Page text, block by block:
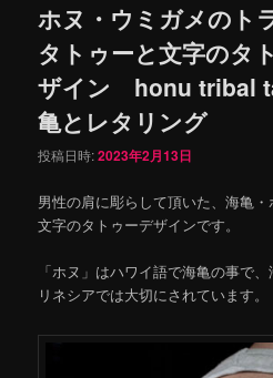
ホヌ・ウミガメのト
タトゥーと文字のタ
ザイン honu tribal
亀とレタリング
投稿日時:2023年2月13日
男性の肩に彫らして頂いた、海亀
文字のタトゥーデザインです。
「ホヌ」はハワイ語で海亀の事で
リネシアでは大切にされています。